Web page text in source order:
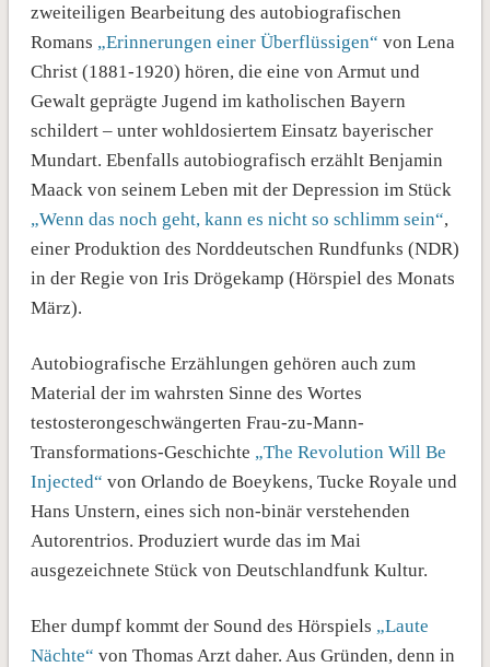
zweiteiligen Bearbeitung des autobiografischen
Romans „Erinnerungen einer Überflüssigen“ von Lena
Christ (1881-1920) hören, die eine von Armut und
Gewalt geprägte Jugend im katholischen Bayern
schildert – unter wohldosiertem Einsatz bayerischer
Mundart. Ebenfalls autobiografisch erzählt Benjamin
Maack von seinem Leben mit der Depression im Stück
„Wenn das noch geht, kann es nicht so schlimm sein“,
einer Produktion des Norddeutschen Rundfunks (NDR)
in der Regie von Iris Drögekamp (Hörspiel des Monats
März).
Autobiografische Erzählungen gehören auch zum
Material der im wahrsten Sinne des Wortes
testosterongeschwängerten Frau-zu-Mann-
Transformations-Geschichte „The Revolution Will Be
Injected“ von Orlando de Boeykens, Tucke Royale und
Hans Unstern, eines sich non-binär verstehenden
Autorentrios. Produziert wurde das im Mai
ausgezeichnete Stück von Deutschlandfunk Kultur.
Eher dumpf kommt der Sound des Hörspiels „Laute
Nächte“ von Thomas Arzt daher. Aus Gründen, denn in